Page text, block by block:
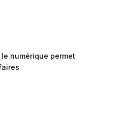
le numérique permet